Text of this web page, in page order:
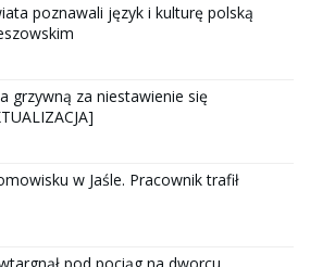
poznawali język i kulturę polską
grzywną za niestawienie się
w Jaśle. Pracownik trafił